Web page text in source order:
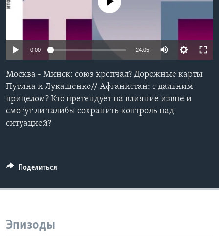
Learning English
Языки
No media source currently available
0:00 24:05
Москва - Минск: союз крепчал? Дорожные карты
Путина и Лукашенко// Афганистан: с дальним
прицелом? Кто претендует на влияние извне и
смогут ли талибы сохранить контроль над
ситуацией?
Поделиться
Эпизоды